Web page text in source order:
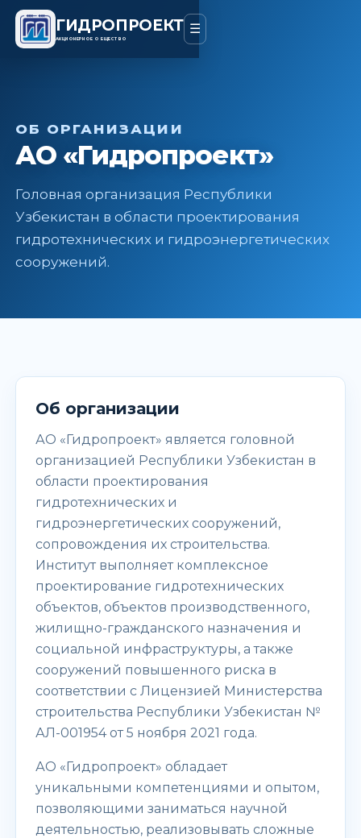
ГИДРОПРОЕКТ
АКЦИОНЕРНОЕ ОБЩЕСТВО
☰
ОБ ОРГАНИЗАЦИИ
АО «Гидропроект»
Головная организация Республики
Узбекистан в области проектирования
гидротехнических и гидроэнергетических
сооружений.
Об организации
АО «Гидропроект» является головной
организацией Республики Узбекистан в
области проектирования
гидротехнических и
гидроэнергетических сооружений,
сопровождения их строительства.
Институт выполняет комплексное
проектирование гидротехнических
объектов, объектов производственного,
жилищно-гражданского назначения и
социальной инфраструктуры, а также
сооружений повышенного риска в
соответствии с Лицензией Министерства
строительства Республики Узбекистан №
АЛ-001954 от 5 ноября 2021 года.
АО «Гидропроект» обладает
уникальными компетенциями и опытом,
позволяющими заниматься научной
деятельностью, реализовывать сложные